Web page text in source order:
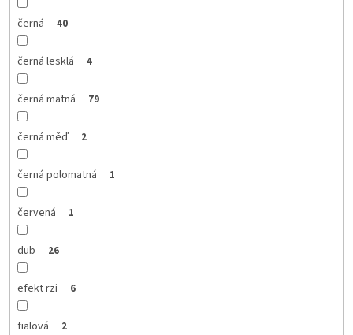
černá 40
černá lesklá 4
černá matná 79
černá měď 2
černá polomatná 1
červená 1
dub 26
efekt rzi 6
fialová 2